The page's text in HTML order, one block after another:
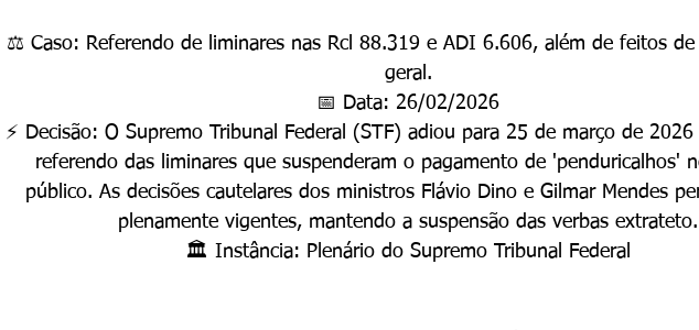
⚖️ Caso: Referendo de liminares nas Rcl 88.319 e ADI 6.606, além de feitos de
geral.
📅 Data: 26/02/2026
⚡ Decisão: O Supremo Tribunal Federal (STF) adiou para 25 de março de
referendo das liminares que suspenderam o pagamento de 'penduricalhos'
público. As decisões cautelares dos ministros Flávio Dino e Gilmar Mendes
plenamente vigentes, mantendo a suspensão das verbas extrateto.
🏛️ Instância: Plenário do Supremo Tribunal Federal